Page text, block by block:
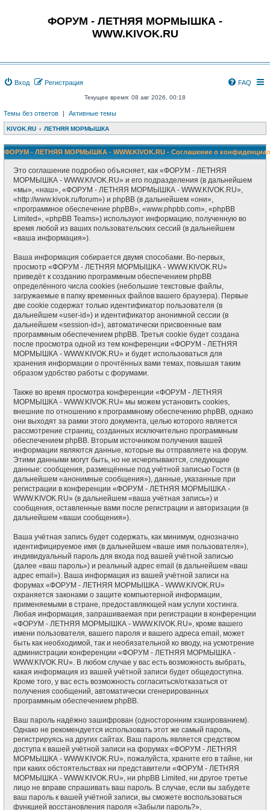
ФОРУМ - ЛЕТНЯЯ МОРМЫШКА -
WWW.KIVOK.RU
Вход Регистрация FAQ
Текущее время: 08 авг 2026, 00:18
Темы без ответов | Активные темы
KIVOK.RU ЛЕТНЯЯ МОРМЫШКА
ФОРУМ - ЛЕТНЯЯ МОРМЫШКА - WWW.KIVOK.RU - Соглашение о
Это соглашение подробно объясняет, как «ФОРУМ - ЛЕТНЯЯ
МОРМЫШКА - WWW.KIVOK.RU» и его подразделения (в дальнейшем
«мы», «наш», «ФОРУМ - ЛЕТНЯЯ МОРМЫШКА - WWW.KIVOK.RU»,
«http://www.kivok.ru/forum») и phpBB (в дальнейшем «они»,
«программное обеспечение phpBB», «www.phpbb.com», «phpBB
Limited», «phpBB Teams») используют информацию, полученную во
время любой из ваших пользовательских сессий (в дальнейшем
«ваша информация»).
Ваша информация собирается двумя способами. Во-первых,
просмотр «ФОРУМ - ЛЕТНЯЯ МОРМЫШКА - WWW.KIVOK.RU»
приведёт к созданию программным обеспечением phpBB
определённого числа cookies (небольшие текстовые файлы,
загружаемые в папку временных файлов вашего браузера). Первые
две cookie содержат только идентификатор пользователя (в
дальнейшем «user-id») и идентификатор анонимной сессии (в
дальнейшем «session-id»), автоматически присвоенные вам
программным обеспечением phpBB. Третья cookie будет создана
после просмотра одной из тем конференции «ФОРУМ - ЛЕТНЯЯ
МОРМЫШКА - WWW.KIVOK.RU» и будет использоваться для
хранения информации о прочтённых вами темах, повышая таким
образом удобство работы с форумами.
Также во время просмотра конференции «ФОРУМ - ЛЕТНЯЯ
МОРМЫШКА - WWW.KIVOK.RU» мы можем установить cookies,
внешние по отношению к программному обеспечению phpBB, однако
они выходят за рамки этого документа, целью которого является
рассмотрение страниц, созданных исключительно программным
обеспечением phpBB. Вторым источником получения вашей
информации являются данные, которые вы отправляете на форум.
Этими данными могут быть, но не исчерпываются, следующие
данные: сообщения, размещённые под учётной записью Гостя (в
дальнейшем «анонимные сообщения»), данные, указанные при
регистрации в конференции «ФОРУМ - ЛЕТНЯЯ МОРМЫШКА -
WWW.KIVOK.RU» (в дальнейшем «ваша учётная запись») и
сообщения, оставленные вами после регистрации и авторизации (в
дальнейшем «ваши сообщения»).
Ваша учётная запись будет содержать, как минимум, однозначно
идентифицируемое имя (в дальнейшем «ваше имя пользователя»),
индивидуальный пароль для входа под вашей учётной записью
(далее «ваш пароль») и реальный адрес email (в дальнейшем «ваш
адрес email»). Ваша информация из вашей учётной записи на
форумах «ФОРУМ - ЛЕТНЯЯ МОРМЫШКА - WWW.KIVOK.RU»
охраняется законами о защите компьютерной информации,
применяемыми в стране, предоставляющей нам услуги хостинга.
Любая информация, запрашиваемая при регистрации в конференции
«ФОРУМ - ЛЕТНЯЯ МОРМЫШКА - WWW.KIVOK.RU», кроме вашего
имени пользователя, вашего пароля и вашего адреса email, может
быть как необходимой, так и необязательной ко вводу, на усмотрение
администрации конференции «ФОРУМ - ЛЕТНЯЯ МОРМЫШКА -
WWW.KIVOK.RU». В любом случае у вас есть возможность выбрать,
какая информация из вашей учётной записи будет общедоступна.
Кроме того, у вас есть возможность согласиться/отказаться от
получения сообщений, автоматически сгенерированных
программным обеспечением phpBB.
Ваш пароль надёжно зашифрован (односторонним хэшированием).
Однако не рекомендуется использовать этот же самый пароль,
регистрируясь на других сайтах. Ваш пароль является средством
доступа к вашей учётной записи на форумах «ФОРУМ - ЛЕТНЯЯ
МОРМЫШКА - WWW.KIVOK.RU», пожалуйста, храните его в тайне, ни
при каких обстоятельствах ни представители «ФОРУМ - ЛЕТНЯЯ
МОРМЫШКА - WWW.KIVOK.RU», ни phpBB Limited, ни другое третье
лицо не вправе спрашивать ваш пароль. В случае, если вы забудете
ваш пароль к вашей учётной записи, вы сможете воспользоваться
функцией восстановления пароля «Забыли пароль?»,